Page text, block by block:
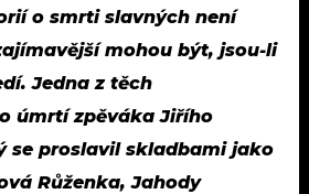
o smrti slavných není
mohou být, jsou-li
Jedna z těch
úmrtí zpěváka Jiřího
se proslavil skladbami jako
Růženka, Jahody